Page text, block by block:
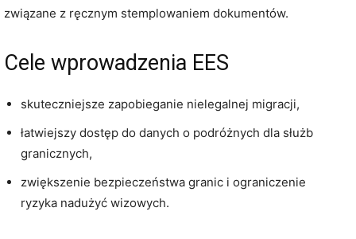
związane z ręcznym stemplowaniem dokumentów.
Cele wprowadzenia EES
skuteczniejsze zapobieganie nielegalnej migracji,
łatwiejszy dostęp do danych o podróżnych dla służb
granicznych,
zwiększenie bezpieczeństwa granic i ograniczenie
ryzyka nadużyć wizowych.